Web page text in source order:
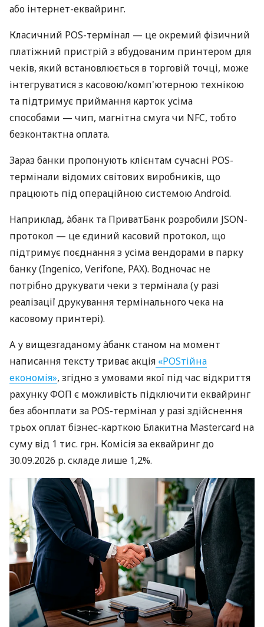
або інтернет-еквайринг.
Класичний POS-термінал — це окремий фізичний
платіжний пристрій з вбудованим принтером для
чеків, який встановлюється в торговій точці, може
інтегруватися з касовою/комп'ютерною технікою
та підтримує приймання карток усіма
способами — чип, магнітна смуга чи NFC, тобто
безконтактна оплата.
Зараз банки пропонують клієнтам сучасні POS-
термінали відомих світових виробників, що
працюють під операційною системою Android.
Наприклад, àбанк та ПриватБанк розробили JSON-
протокол — це єдиний касовий протокол, що
підтримує поєднання з усіма вендорами в парку
банку (Ingenico, Verifone, PAX). Водночас не
потрібно друкувати чеки з термінала (у разі
реалізації друкування термінального чека на
касовому принтері).
А у вищезгаданому àбанк станом на момент
написання тексту триває акція «POSтійна
економія», згідно з умовами якої під час відкриття
рахунку ФОП є можливість підключити еквайринг
без абонплати за POS-термінал у разі здійснення
трьох оплат бізнес-карткою Блакитна Mastercard на
суму від 1 тис. грн. Комісія за еквайринг до
30.09.2026 р. складе лише 1,2%.